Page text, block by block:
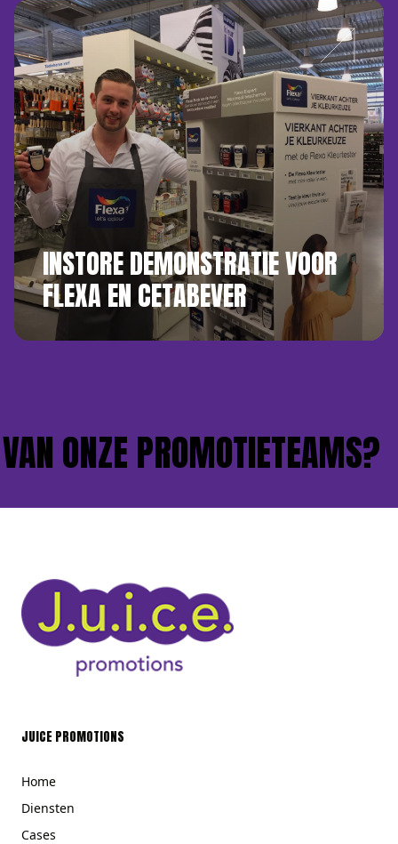
INSTORE DEMONSTRATIE VOOR
FLEXA EN CETABEVER
ONZE PROMOTIETEAMS?
JUICE PROMOTIONS
Home
Diensten
Cases